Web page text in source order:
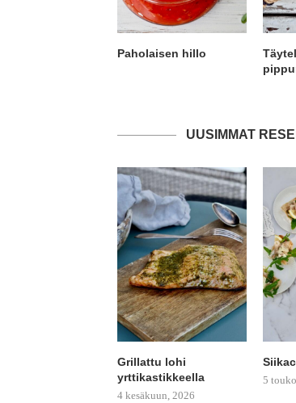
Paholaisen hillo
UUSIMMAT
Grillattu lohi
yrttikastikkeella
4 kesäkuun, 2026
5